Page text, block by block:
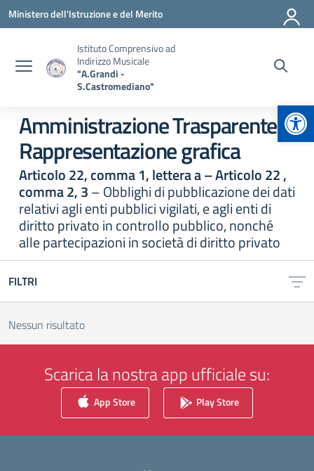
Vai ai contenuti
Vai al menu di navigazione
Vai al footer
Ministero dell'Istruzione e del Merito
Istituto Comprensivo ad
Indirizzo Musicale
"A.Grandi -
S.Castromediano"
Amministrazione Trasparente:
Rappresentazione grafica
Articolo 22, comma 1, lettera a – Articolo 22 ,
comma 2, 3– Obblighi di pubblicazione dei dati
relativi agli enti pubblici vigilati, e agli enti di
diritto privato in controllo pubblico, nonché
alle partecipazioni in società di diritto privato
FILTRI
Nessun risultato
Scarica la nostra app ufficiale su:
App Store Play Store